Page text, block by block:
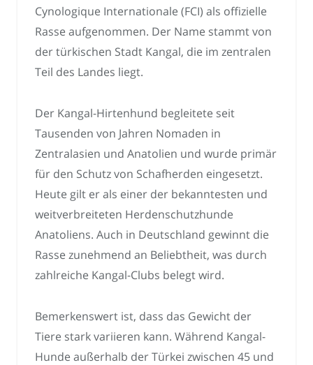
Cynologique Internationale (FCI) als offizielle
Rasse aufgenommen. Der Name stammt von
der türkischen Stadt Kangal, die im zentralen
Teil des Landes liegt.
Der Kangal-Hirtenhund begleitete seit
Tausenden von Jahren Nomaden in
Zentralasien und Anatolien und wurde primär
für den Schutz von Schafherden eingesetzt.
Heute gilt er als einer der bekanntesten und
weitverbreiteten Herdenschutzhunde
Anatoliens. Auch in Deutschland gewinnt die
Rasse zunehmend an Beliebtheit, was durch
zahlreiche Kangal-Clubs belegt wird.
Bemerkenswert ist, dass das Gewicht der
Tiere stark variieren kann. Während Kangal-
Hunde außerhalb der Türkei zwischen 45 und